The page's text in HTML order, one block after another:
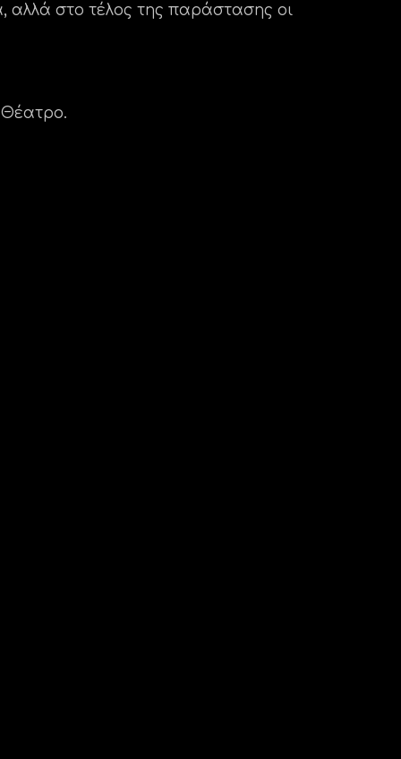
αλλά στο τέλος της παράστασης οι
Θέατρο.